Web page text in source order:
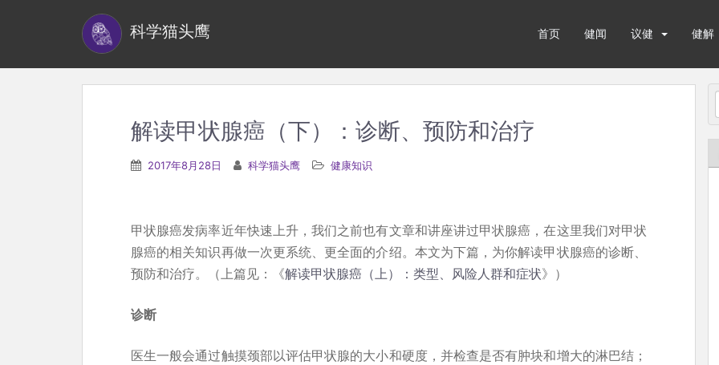
科学猫头鹰 首页 健闻 议健 健解
解读甲状腺癌（下）：诊断、预防和治疗
2017年8月28日 科学猫头鹰 健康知识
甲状腺癌发病率近年快速上升，我们之前也有文章和讲座讲过甲状腺癌，在这里我们对甲状
腺癌的相关知识再做一次更系统、更全面的介绍。本文为下篇，为你解读甲状腺癌的诊断、
预防和治疗。（上篇见：《解读甲状腺癌（上）：类型、风险人群和症状》）
诊断
医生一般会通过触摸颈部以评估甲状腺的大小和硬度，并检查是否有肿块和增大的淋巴结；